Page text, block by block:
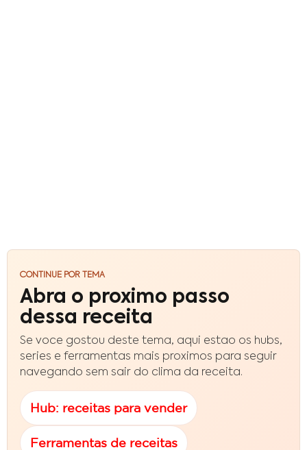
CONTINUE POR TEMA
Abra o proximo passo
dessa receita
Se voce gostou deste tema, aqui estao os hubs,
series e ferramentas mais proximos para seguir
navegando sem sair do clima da receita.
Hub: receitas para vender
Ferramentas de receitas